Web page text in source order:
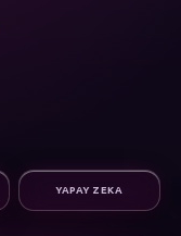
YAPAY ZEKA